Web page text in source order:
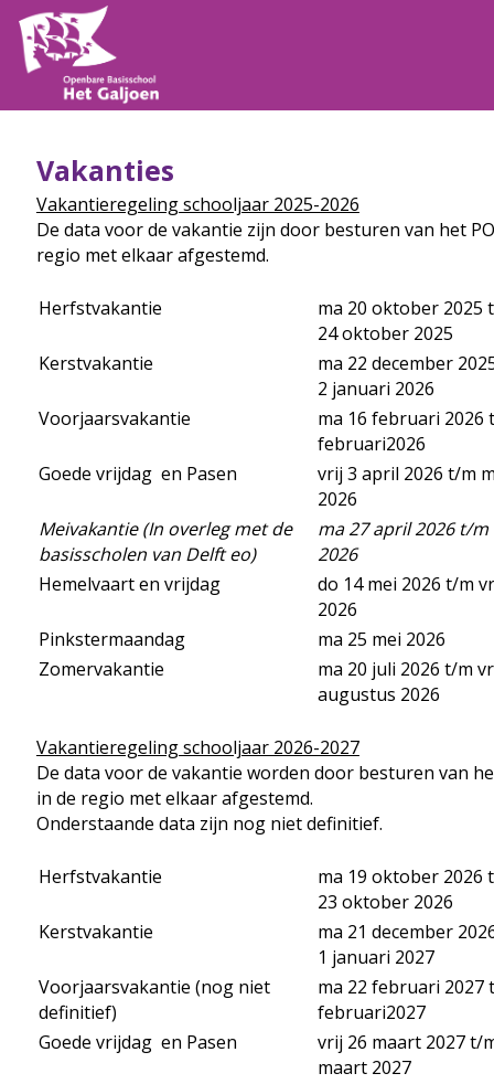
Vakanties
Vakantieregeling schooljaar 2025-2026
De data voor de vakantie zijn door besturen van het
regio met elkaar afgestemd.
Herfstvakantie
ma 20 oktober 2025
24 oktober 2025
Kerstvakantie
ma 22 december
2 januari 2026
Voorjaarsvakantie
ma 16 februari 2026
februari2026
Goede vrijdag en Pasen
vrij 3 april 2026 t/m
2026
Meivakantie (In overleg met de
basisscholen van Delft eo)
ma 27 april 2026 t/m
2026
Hemelvaart en vrijdag
do 14 mei 2026 t/m
2026
Pinkstermaandag
ma 25 mei 2026
Zomervakantie
ma 20 juli 2026 t/m
augustus 2026
Vakantieregeling schooljaar 2026-2027
De data voor de vakantie worden door besturen van
in de regio met elkaar afgestemd.
Onderstaande data zijn nog niet definitief.
Herfstvakantie
ma 19 oktober 2026
23 oktober 2026
Kerstvakantie
ma 21 december
1 januari 2027
Voorjaarsvakantie (nog niet
definitief)
ma 22 februari 2027
februari2027
Goede vrijdag en Pasen
vrij 26 maart 2027 t/
maart 2027